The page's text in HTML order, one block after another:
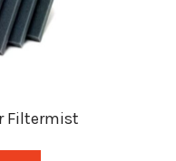
Filtermist